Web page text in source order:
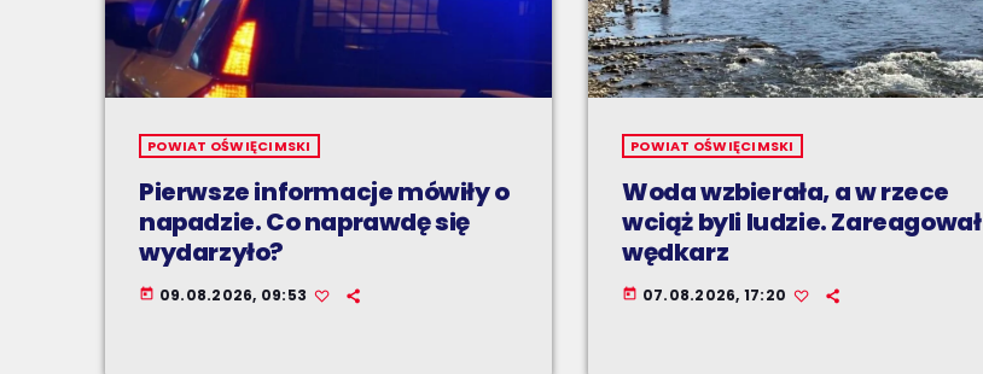
POWIAT OŚWIĘCIMSKI
Pierwsze informacje mówiły o
napadzie. Co naprawdę się
wydarzyło?
today 09.08.2026, 09:53
POWIAT OŚWIĘCIMSKI
Woda wzbierała, a w rzece
wciąż byli ludzie. Zareagował
wędkarz
today 07.08.2026, 17:20